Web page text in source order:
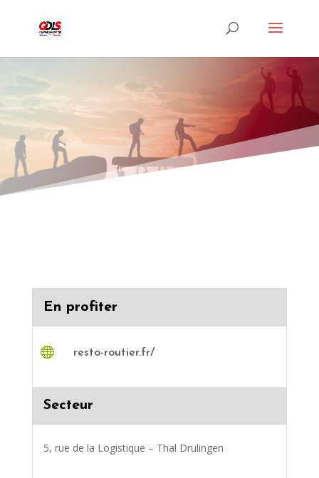
En profiter
 resto-routier.fr/
Secteur
5, rue de la Logistique – Thal Drulingen